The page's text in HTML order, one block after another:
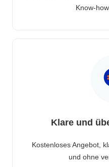
Know-
Klare und
Kostenloses Angebot,
und ohne